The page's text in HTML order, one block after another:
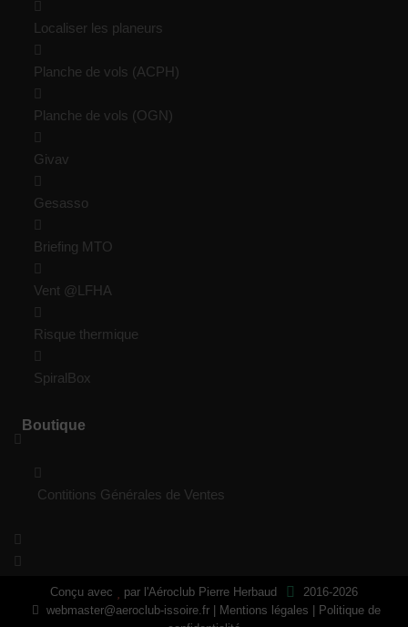
Localiser les planeurs
Planche de vols (ACPH)
Planche de vols (OGN)
Givav
Gesasso
Briefing MTO
Vent @LFHA
Risque thermique
SpiralBox
Boutique
Contitions Générales de Ventes
Conçu avec par l'Aéroclub Pierre Herbaud
2016-2026
webmaster@aeroclub-issoire.fr| Mentions légales
Politique de